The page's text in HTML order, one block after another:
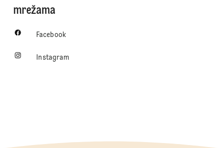
mrežama
Facebook
Instagram